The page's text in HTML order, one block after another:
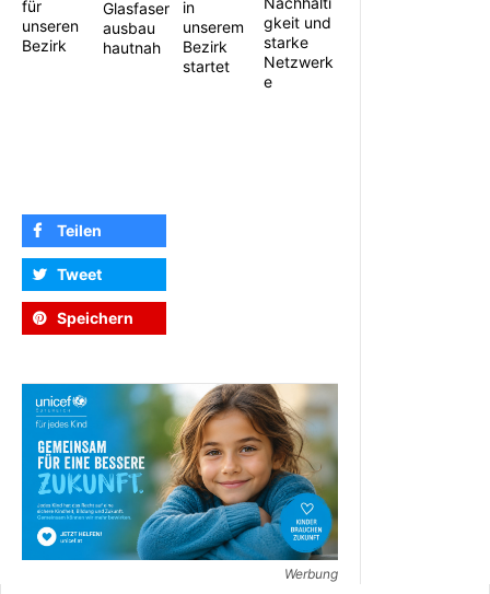
für
unseren
Bezirk
Glasfaser
ausbau
hautnah
in
unserem
Bezirk
startet
gkeit und
starke
Netzwerk
e
Teilen
Tweet
Speichern
Werbung